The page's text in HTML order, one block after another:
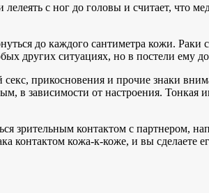
с ног до головы и считает, что
до каждого сантиметра кожи. Раки
других ситуациях, но в постели ему
прикосновения и прочие знаки
зависимости от настроения. Тонкая
зрительным контактом с партнером,
контактом кожа-к-коже, и вы сделаете